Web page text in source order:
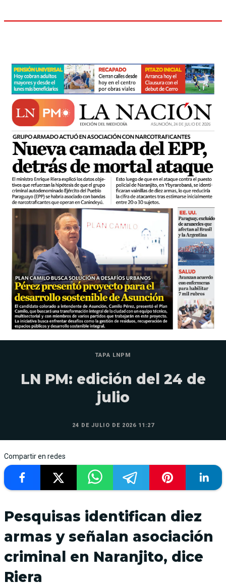
TAPA LNPM
LN PM: edición del 24 de
julio
24 DE JULIO DE 2026 11:27
Compartir en redes
Pesquisas identifican diez
armas y señalan asociación
criminal en Naranjito, dice
Riera